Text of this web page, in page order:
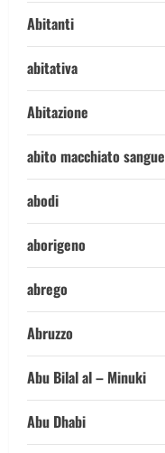
Abitanti
abitativa
Abitazione
abito macchiato sangue
abodi
aborigeno
abrego
Abruzzo
Abu Bilal al – Minuki
Abu Dhabi